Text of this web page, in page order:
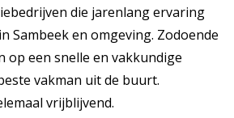
die jarenlang ervaring
Sambeek en omgeving. Zodoende
op een snelle en vakkundige
vakman uit de buurt.
vrijblijvend.